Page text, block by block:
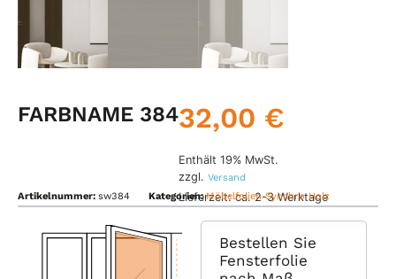
FARBNAME 38432,00 €
Enthält 19% MwSt.
zzgl. Versand
Lieferzeit: ca. 2-3 Werktage
Artikelnummer: sw384 Kategorien:Möbelfolien Synchro Holz
Bestellen Sie
Fensterfolie